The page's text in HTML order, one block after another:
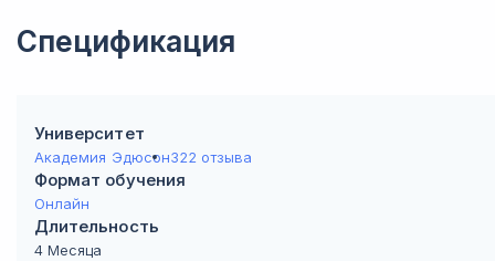
Спецификация
Университет
Академия Эдюсон322 отзыва
Формат обучения
Онлайн
Длительность
4 Месяца